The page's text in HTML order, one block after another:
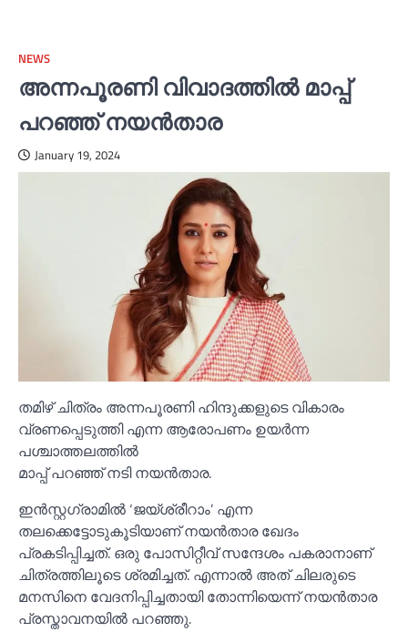
NEWS
അന്നപൂരണി വിവാദത്തില്‍ മാപ്പ്
പറഞ്ഞ് നയന്‍താര
January 19, 2024
തമിഴ് ചിത്രം അന്നപൂരണി ഹിന്ദുക്കളുടെ വികാരം
വ്രണപ്പെടുത്തി എന്ന ആരോപണം ഉയര്‍ന്ന
പശ്ചാത്തലത്തില്‍
മാപ്പ് പറഞ്ഞ് നടി നയന്‍താര.
ഇന്‍സ്റ്റഗ്രാമില്‍ ‘ജയ്ശ്രീറാം’ എന്ന
തലക്കെട്ടോടുകൂടിയാണ് നയന്‍താര ഖേദം
പ്രകടിപ്പിച്ചത്. ഒരു പോസിറ്റീവ് സന്ദേശം പകരാനാണ്
ചിത്രത്തിലൂടെ ശ്രമിച്ചത്. എന്നാല്‍ അത് ചിലരുടെ
മനസിനെ വേദനിപ്പിച്ചതായി തോന്നിയെന്ന് നയന്‍താര
പ്രസ്താവനയില്‍ പറഞ്ഞു.